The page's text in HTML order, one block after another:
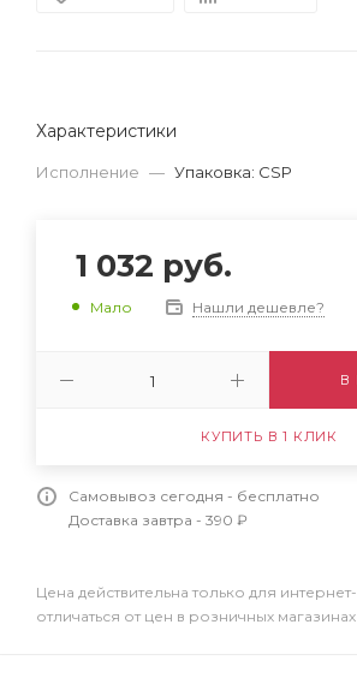
Характеристики
Исполнение — Упаковка: CSP
1 032 руб.
Мало Нашли дешевле?
В
КУПИТЬ В 1 КЛИК
Самовывоз сегодня - бесплатно
Доставка завтра - 390 ₽
Цена действительна только для
отличаться от цен в розничных магазинах